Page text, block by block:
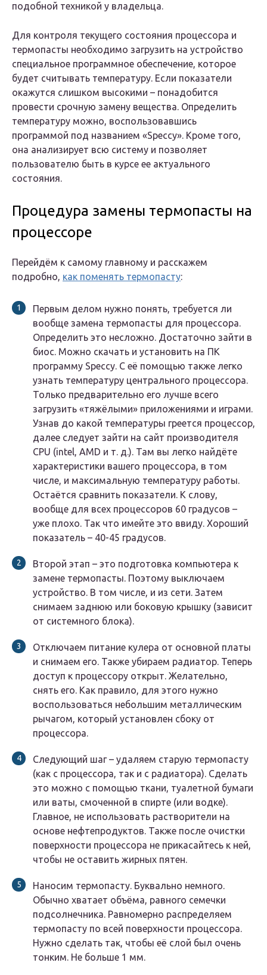
подобной техникой у владельца.
Для контроля текущего состояния процессора и
термопасты необходимо загрузить на устройство
специальное программное обеспечение, которое
будет считывать температуру. Если показатели
окажутся слишком высокими – понадобится
провести срочную замену вещества. Определить
температуру можно, воспользовавшись
программой под названием «Speccy». Кроме того,
она анализирует всю систему и позволяет
пользователю быть в курсе ее актуального
состояния.
Процедура замены термопасты на
процессоре
Перейдём к самому главному и расскажем
подробно, как поменять термопасту:
Первым делом нужно понять, требуется ли
вообще замена термопасты для процессора.
Определить это несложно. Достаточно зайти в
биос. Можно скачать и установить на ПК
программу Speccy. С её помощью также легко
узнать температуру центрального процессора.
Только предварительно его лучше всего
загрузить «тяжёлыми» приложениями и играми.
Узнав до какой температуры греется процессор,
далее следует зайти на сайт производителя
CPU (intel, AMD и т. д.). Там вы легко найдёте
характеристики вашего процессора, в том
числе, и максимальную температуру работы.
Остаётся сравнить показатели. К слову,
вообще для всех процессоров 60 градусов –
уже плохо. Так что имейте это ввиду. Хороший
показатель – 40-45 градусов.
Второй этап – это подготовка компьютера к
замене термопасты. Поэтому выключаем
устройство. В том числе, и из сети. Затем
снимаем заднюю или боковую крышку (зависит
от системного блока).
Отключаем питание кулера от основной платы
и снимаем его. Также убираем радиатор. Теперь
доступ к процессору открыт. Желательно,
снять его. Как правило, для этого нужно
воспользоваться небольшим металлическим
рычагом, который установлен сбоку от
процессора.
Следующий шаг – удаляем старую термопасту
(как с процессора, так и с радиатора). Сделать
это можно с помощью ткани, туалетной бумаги
или ваты, смоченной в спирте (или водке).
Главное, не использовать растворители на
основе нефтепродуктов. Также после очистки
поверхности процессора не прикасайтесь к ней,
чтобы не оставить жирных пятен.
Наносим термопасту. Буквально немного.
Обычно хватает объёма, равного семечки
подсолнечника. Равномерно распределяем
термопасту по всей поверхности процессора.
Нужно сделать так, чтобы её слой был очень
тонким. Не больше 1 мм.